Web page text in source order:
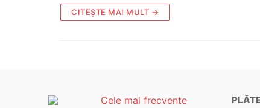
CITEȘTE MAI MULT →
Cele mai frecvente